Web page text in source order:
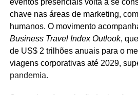
Para Guto Guedes, presidente da
deste acordo representa um
empresas de cenografia e
principalmente, para os
montagem e na desmontagem
que o fortalecimento do setor
eventos presenciais volta a se
chave nas áreas de marketing,
humanos. O movimento
Business Travel Index Outlook,
de US$ 2 trilhões anuais para o
viagens corporativas até 2029,
pandemia.